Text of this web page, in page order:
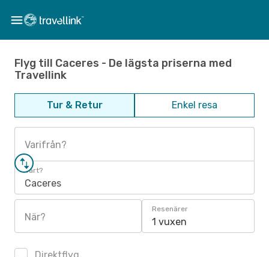
Flyg till Caceres - De lägsta priserna med
Travellink
Tur & Retur Enkel resa
Varifrån?
Vart?
Caceres
När?
Resenärer
1 vuxen